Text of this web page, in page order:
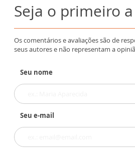
Seja o primeiro
Os comentários e avaliações são de
seus autores e não representam a
Seu nome
Seu e-mail